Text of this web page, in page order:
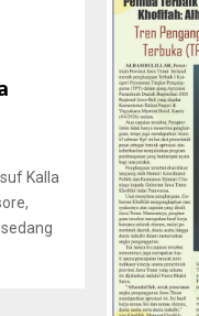
Kalla